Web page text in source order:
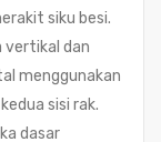
siku besi.
vertikal dan
menggunakan
sisi rak.
dasar